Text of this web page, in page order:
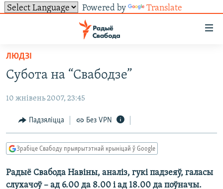
Powered by Translate
ўнівэрсальнага
доступу
Перайсьці
да
галоўнага
Перайсьці
да
галоўнай
навігацыі
Перайсьці
да
НАВІНЫ
ВІДЭА І ФОТА
ЛЮДЗІ
ЭКАНОМІКА
ВАЙНА
ТОЛЬКІ НА СВАБОДЗЕ
ТЭСТЫ
БЛОГІ
ПАДКАСТЫ
КНІГІ
СУВЯЗЬ
АБЫСЬЦІ БЛЯКАВАНЬНЕ
ПАДПІСАЦЦА
ПАДКАСТЫ
FACEBOOK
САЧЫЦЕ ЗА АБНАЎЛЕНЬНЯМІ
ЛЮДЗІ
Субота на “Свабодзе”
10 жнівень 2007, 23:45
Падзяліцца Без VPN
Зрабіце Свабоду прыярытэтнай крыніцай ў Google
Радыё Свабода Навіны, аналіз, гукі падзеяў, галасы
слухачоў – ад 6.00 да 8.00 і ад 18.00 да поўначы.